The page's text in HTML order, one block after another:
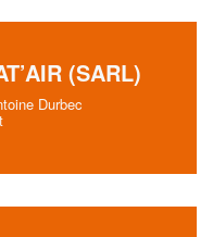
(SARL)
Durbec